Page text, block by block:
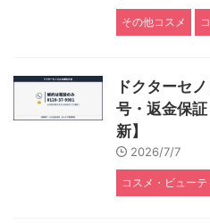
その他コスメ
ドクターセ
号・返金保
新】
2026/7/7
コスメ・ビューテ